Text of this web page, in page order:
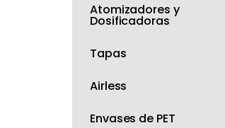
Atomizadores y
Dosificadoras
Tapas
Airless
Envases de PET